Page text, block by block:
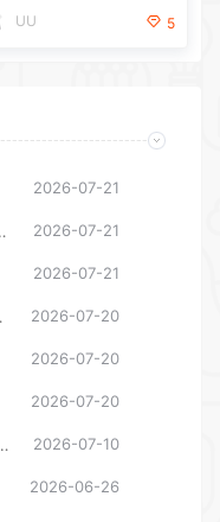
UU
5
2026-07-21
House 2026-07-21
2026-07-21
间DLC 2026-07-20
2026-07-20
2026-07-20
The Lost Source 2026-07-10
2026-06-26